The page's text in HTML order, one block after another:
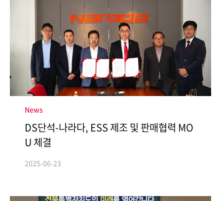
News
DS단석-나라다, ESS 제조 및 판매협력 MO
U 체결
2025-06-23